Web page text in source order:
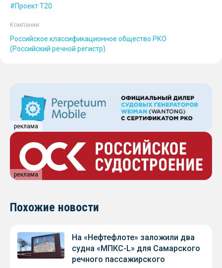
Проект Т20
Компании
Российское классификационное общество РКО
(Российский речной регистр)
реклама
реклама
Похожие новости
На «Нефтефлоте» заложили два
судна «МПКС-L» для Самарского
речного пассажирского